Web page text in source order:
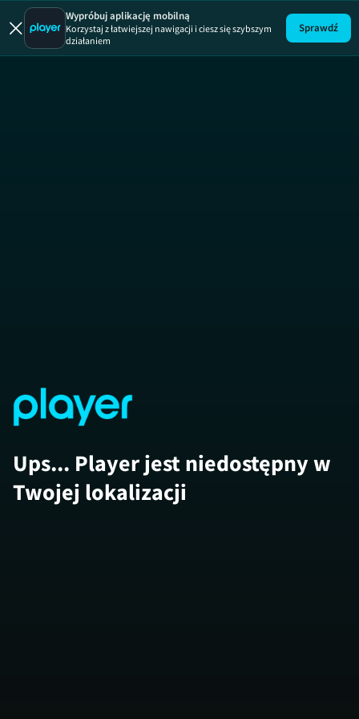
Uwaga!
Wypróbuj aplikację mobilną
Korzystaj z łatwiejszej nawigacji i ciesz się szybszym
działaniem
Sprawdź
Ups... Player jest niedostępny w
Twojej lokalizacji